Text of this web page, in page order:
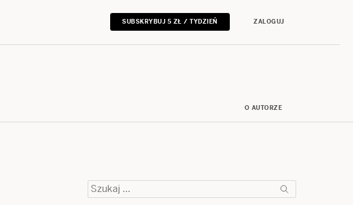
SUBSKRYBUJ 5 ZŁ / TYDZIEŃ ZALOGUJ
O AUTORZE
Szukaj: